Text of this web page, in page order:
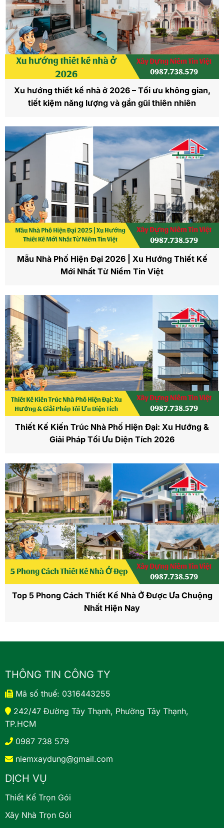
Xu hướng thiết kế nhà ở 2026 – Tối ưu không gian,
tiết kiệm năng lượng và gần gũi thiên nhiên
Mẫu Nhà Phố Hiện Đại 2026 | Xu Hướng Thiết Kế
Mới Nhất Từ Niềm Tin Việt
Thiết Kế Kiến Trúc Nhà Phố Hiện Đại: Xu Hướng &
Giải Pháp Tối Ưu Diện Tích 2026
Top 5 Phong Cách Thiết Kế Nhà Ở Được Ưa Chuộng
Nhất Hiện Nay
THÔNG TIN CÔNG TY
Mã số thuế: 0316443255
242/47 Đường Tây Thạnh, Phường Tây Thạnh,
TP.HCM
0987 738 579
niemxaydung@gmail.com
DỊCH VỤ
Thiết Kế Trọn Gói
Xây Nhà Trọn Gói